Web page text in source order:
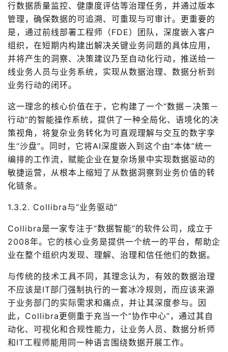
行数据质量监控、健康度评估等治理任务，并通过版本
管理，确保数据的可追溯、可重现与可审计。更重要的
是，通过前线部署工程师（FDE）团队，深度嵌入客户
组织，在短期内构建出解决关键业务问题的具体应用，
并将产生的洞察、决策建议乃至自动化行动，推送给一
线业务人员与业务系统，实现从数据治理、数据分析到
业务行动的闭环。
这一理念的核心价值在于，它构建了一个“数据－决策－
行动”的智能操作系统，提供了一种全局化、语境化的决
策视角，将复杂业务转化为可直观理解与交互的数字孪
生“沙盘”。同时，它将AI深度嵌入到这个由“本体”统一
编排的工作流，赋能企业在复杂场景中实现数据驱动的
敏捷运营，从根本上缩短了从数据洞察到业务价值的转
化链条。
1.3.2. Collibra与“业务驱动”
Collibra是一家专注于“数据智能”的软件公司，成立于
2008年。它的核心业务是提供一个统一的平台，帮助企
业在整个组织内发现、理解、治理和信任他们的数据。
与传统的技术工具不同，其理念认为，有效的数据治理
不应该是IT部门强制执行的一套冰冷规则，而应该来源
于业务部门的实际需求和痛点，并让其深度参与。因
此，Collibra更侧重于充当一个“协作中心”，通过其自
动化、可视化和合规性能力，让业务人员、数据分析师
和IT工程师能用同一种语言围绕数据开展工作。